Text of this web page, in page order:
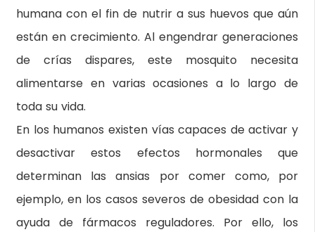
humana con el fin de nutrir a sus huevos que aún
están en crecimiento. Al engendrar generaciones
de crías dispares, este mosquito necesita
alimentarse en varias ocasiones a lo largo de
toda su vida.
En los humanos existen vías capaces de activar y
desactivar estos efectos hormonales que
determinan las ansias por comer como, por
ejemplo, en los casos severos de obesidad con la
ayuda de fármacos reguladores. Por ello, los